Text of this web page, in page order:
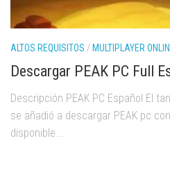
ALTOS REQUISITOS / MULTIPLAYER
Descargar PEAK PC Full
Descripción PEAK PC Español El
se añadió a descargar PEAK pc
disponible...